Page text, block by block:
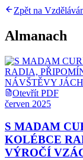
Zpět na
Almanach
Otevřít PDF
červen 2025
S MADAM
KOLÉBCE
VÝROČÍ